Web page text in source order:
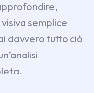
semplice
davvero tutto ciò